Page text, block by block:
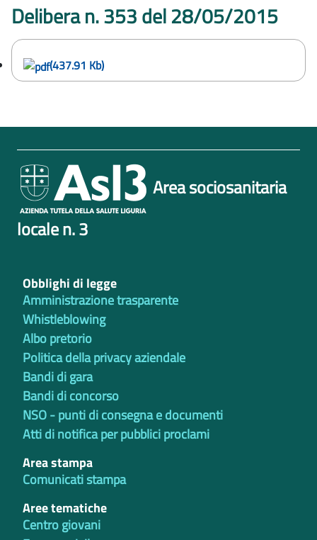
Delibera n. 353 del 28/05/2015
(437.91 Kb)
Area sociosanitaria
locale n. 3
Obblighi di legge
Amministrazione trasparente
Whistleblowing
Albo pretorio
Politica della privacy aziendale
Bandi di gara
Bandi di concorso
NSO - punti di consegna e documenti
Atti di notifica per pubblici proclami
Area stampa
Comunicati stampa
Aree tematiche
Centro giovani